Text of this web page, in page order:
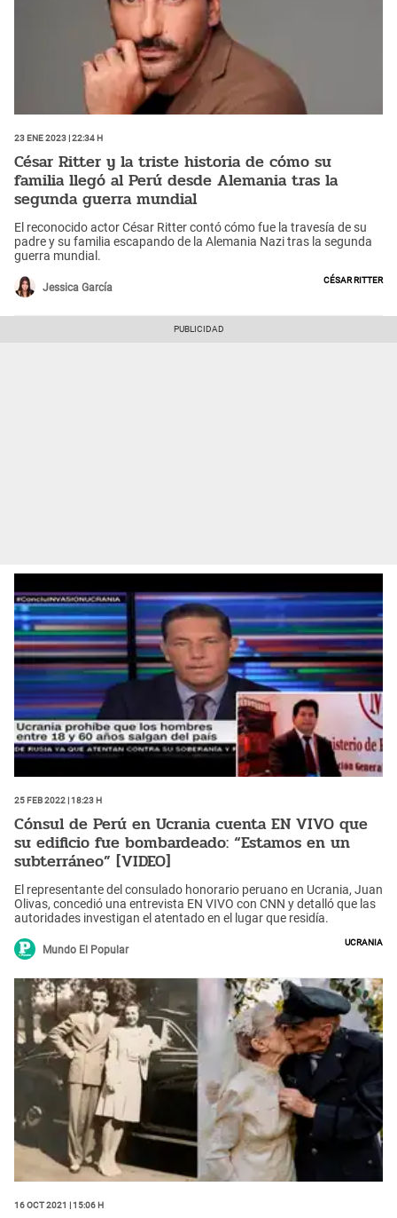
23 Ene 2023 | 22:34 h
César Ritter y la triste historia de cómo su
familia llegó al Perú desde Alemania tras la
segunda guerra mundial
El reconocido actor César Ritter contó cómo fue la travesía de su
padre y su familia escapando de la Alemania Nazi tras la segunda
guerra mundial.
Jessica García
César Ritter
25 Feb 2022 | 18:23 h
Cónsul de Perú en Ucrania cuenta EN VIVO que
su edificio fue bombardeado: “Estamos en un
subterráneo” [VIDEO]
El representante del consulado honorario peruano en Ucrania, Juan
Olivas, concedió una entrevista EN VIVO con CNN y detalló que las
autoridades investigan el atentado en el lugar que residía.
Mundo El Popular
Ucrania
16 Oct 2021 | 15:06 h